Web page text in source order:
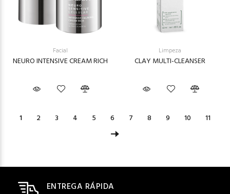
Facial
NEURO INTENSIVE CREAM RICH
Limpeza
CLAY MULTI-CLEANSER
1 2 3 4 5 6 7 8 9 10 11
ENTREGA RÁPIDA